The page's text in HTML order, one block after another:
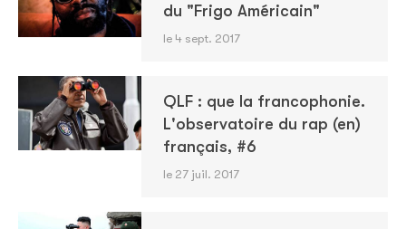
du "Frigo Américain"
le 4 sept. 2017
QLF : que la francophonie.
L'observatoire du rap (en)
français, #6
le 27 juil. 2017